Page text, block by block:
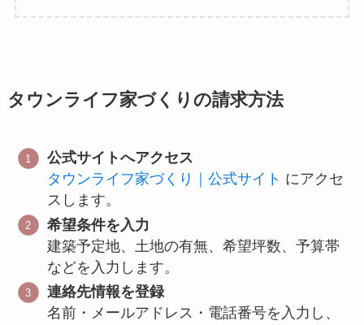
タウンライフ家づくりの請求方法
公式サイトへアクセス
タウンライフ家づくり｜公式サイト にアクセ
スします。
希望条件を入力
建築予定地、土地の有無、希望坪数、予算帯
などを入力します。
連絡先情報を登録
名前・メールアドレス・電話番号を入力し、